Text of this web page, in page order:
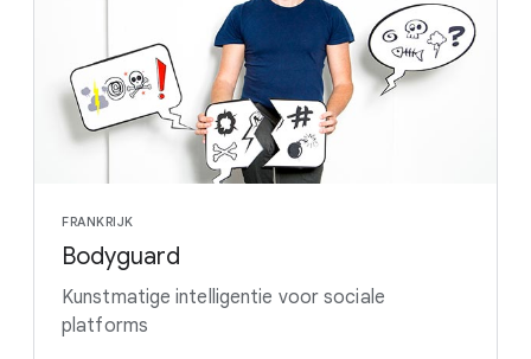
FRANKRIJK
Bodyguard
Kunstmatige intelligentie voor sociale
platforms